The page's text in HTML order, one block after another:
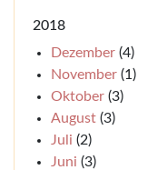
2018
Dezember (4)
November (1)
Oktober (3)
August (3)
Juli (2)
Juni (3)